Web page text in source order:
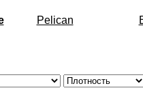
Pelican